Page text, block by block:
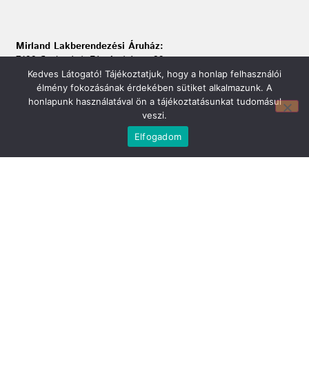
Mirland Lakberendezési Áruház:
7100 Szekszárd, Fáy András u. 29
E-mail cím:
webmirland@gmail.com
Nyitvatartás:
Kedves Látogató! Tájékoztatjuk, hogy a honlap felhasználói
élmény fokozásának érdekében sütiket alkalmazunk. A
honlapunk használatával ön a tájékoztatásunkat tudomásul
veszi.
Elfogadom